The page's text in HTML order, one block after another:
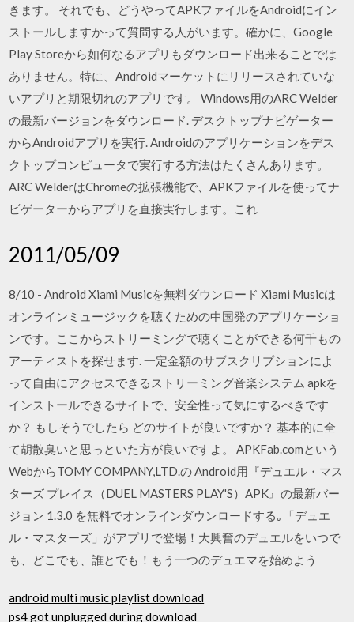
きます。 それでも、どうやってAPKファイルをAndroidにイン
ストールしますかって質問する人がいます。確かに、Google
Play Storeから如何なるアプリもダウンロード出来ることでは
ありません。特に、Androidマーケットにリリースされていな
いアプリと期限切れのアプリです。 Windows用のARC Welder
の最新バージョンをダウンロード. デスクトップナビゲーター
からAndroidアプリを実行. Androidのアプリケーションをデス
クトップコンピュータで実行する方法はたくさんあります。
ARC WelderはChromeの拡張機能で、APKファイルを使ってナ
ビゲーターからアプリを直接実行します。これ
2011/05/09
8/10 - Android Xiami Musicを無料ダウンロード Xiami Musicは
オンラインミュージックを聴くための中国発のアプリケーショ
ンです。ここからストリーミングで聴くことができる何千もの
アーティストを探せます. 一定金額のサブスクリプションによ
って自由にアクセスできるストリーミング音楽システム apkを
インストールできるサイトで、安全性って気にするべきです
か？ もしそうでしたら どのサイトが良いですか？ 基本的に全
て胡散臭いと思っといた方が良いですよ。 APKFab.comという
WebからTOMY COMPANY,LTD.の Android用『デュエル・マス
ターズ プレイス（DUEL MASTERS PLAY'S）APK』の最新バー
ジョン 1.3.0 を無料でオンラインダウンロードする｡「デュエ
ル・マスターズ」がアプリで登場！大興奮のデュエルをいつで
も、どこでも、誰とでも！もう一つのデュエマを始めよう
android multi music playlist download
ps4 got unplugged during download